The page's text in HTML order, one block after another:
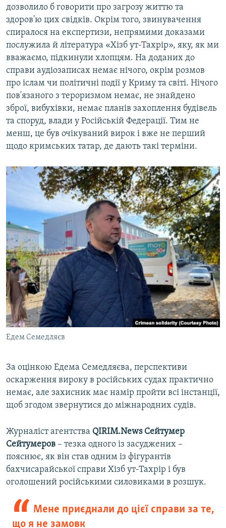
дозволило б говорити про загрозу життю та
здоров'ю цих свідків. Окрім того, звинувачення
спиралося на експертизи, непрямими доказами
послужила й література «Хізб ут-Тахрір», яку, як ми
вважаємо, підкинули хлопцям. На доданих до
справи аудіозаписах немає нічого, окрім розмов
про іслам чи політичні події у Криму та світі. Нічого
пов'язаного з тероризмом немає, не знайдено
зброї, вибухівки, немає планів захоплення будівель
та споруд, влади у Російській Федерації. Тим не
менш, це був очікуваний вирок і вже не перший
щодо кримських татар, де дають такі терміни.
Едем Семедляєв
За оцінкою Едема Семедляєва, перспективи
оскарження вироку в російських судах практично
немає, але захисник має намір пройти всі інстанції,
щоб згодом звернутися до міжнародних судів.
Журналіст агентства QIRIM.News Сейтумер
Сейтумеров – тезка одного із засуджених –
пояснює, як він став одним із фігурантів
бахчисарайської справи Хізб ут-Тахрір і був
оголошений російськими силовиками в розшук.
Мене приєднали до цієї справи за те,
що я не замовк